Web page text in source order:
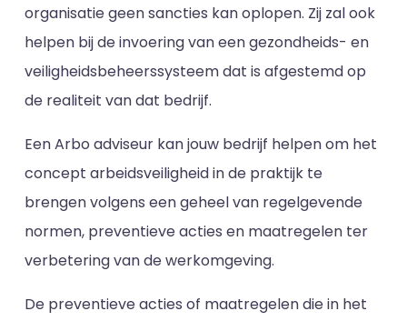
organisatie geen sancties kan oplopen. Zij zal ook
helpen bij de invoering van een gezondheids- en
veiligheidsbeheerssysteem dat is afgestemd op
de realiteit van dat bedrijf.
Een Arbo adviseur kan jouw bedrijf helpen om het
concept arbeidsveiligheid in de praktijk te
brengen volgens een geheel van regelgevende
normen, preventieve acties en maatregelen ter
verbetering van de werkomgeving.
De preventieve acties of maatregelen die in het